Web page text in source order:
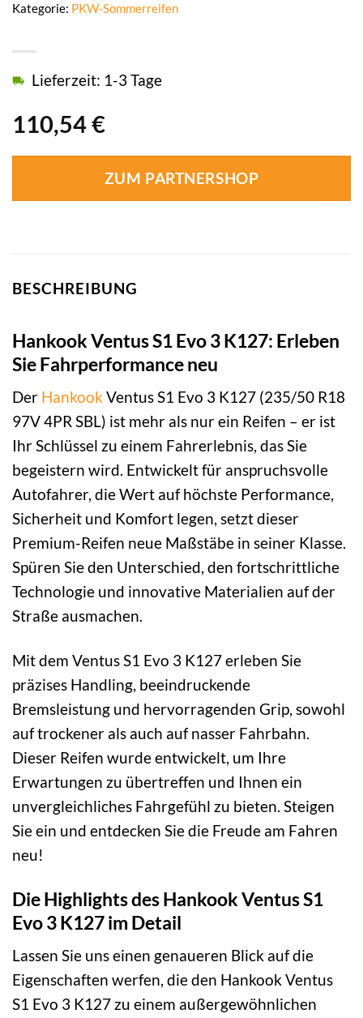
110,54€
Lieferzeit: 1-3 Tage
ZUM PARTNERSHOP
Kategorie: PKW-Sommerreifen
BESCHREIBUNG
Hankook Ventus S1 Evo 3 K127: Erleben
Sie Fahrperformance neu
Der Hankook Ventus S1 Evo 3 K127 (235/50 R18
97V 4PR SBL) ist mehr als nur ein Reifen – er ist
Ihr Schlüssel zu einem Fahrerlebnis, das Sie
begeistern wird. Entwickelt für anspruchsvolle
Autofahrer, die Wert auf höchste Performance,
Sicherheit und Komfort legen, setzt dieser
Premium-Reifen neue Maßstäbe in seiner Klasse.
Spüren Sie den Unterschied, den fortschrittliche
Technologie und innovative Materialien auf der
Straße ausmachen.
Mit dem Ventus S1 Evo 3 K127 erleben Sie
präzises Handling, beeindruckende
Bremsleistung und hervorragenden Grip, sowohl
auf trockener als auch auf nasser Fahrbahn.
Dieser Reifen wurde entwickelt, um Ihre
Erwartungen zu übertreffen und Ihnen ein
unvergleichliches Fahrgefühl zu bieten. Steigen
Sie ein und entdecken Sie die Freude am Fahren
neu!
Die Highlights des Hankook Ventus S1
Evo 3 K127 im Detail
Lassen Sie uns einen genaueren Blick auf die
Eigenschaften werfen, die den Hankook Ventus
S1 Evo 3 K127 zu einem außergewöhnlichen